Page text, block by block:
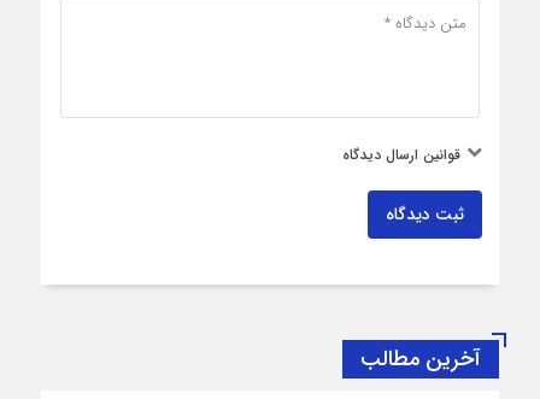
قوانین ارسال دیدگاه
ثبت دیدگاه
آخرین مطالب